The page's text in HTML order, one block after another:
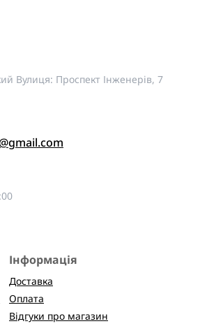
Вулиця: Проспект Інженерів, 7
Інформація
Доставка
Оплата
Відгуки про магазин